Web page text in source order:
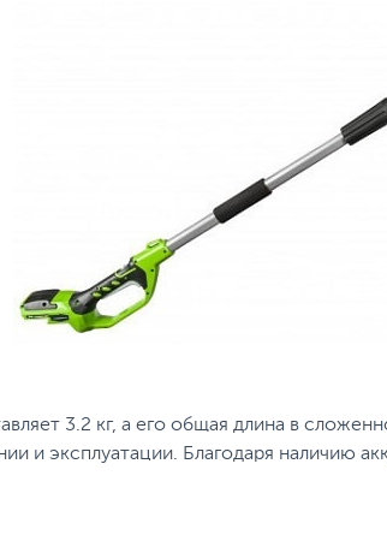
3.2 кг, а его общая длина в
и эксплуатации. Благодаря наличию